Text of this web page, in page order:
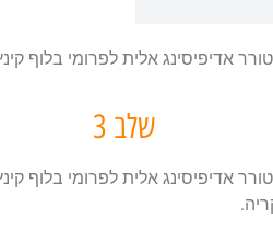
אדיפיסינג אלית לפרומי בלוף
שלב 3
אדיפיסינג אלית לפרומי בלוף